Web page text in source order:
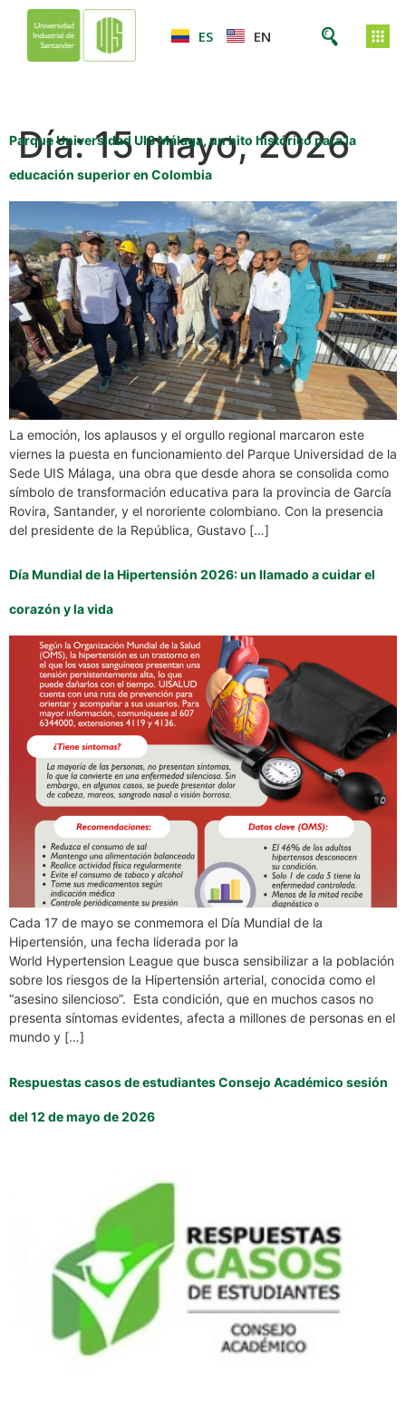
ES EN
Día:15 mayo, 2026
Parque Universidad UIS Málaga, un hito histórico para la
educación superior en Colombia
La emoción, los aplausos y el orgullo regional marcaron este
viernes la puesta en funcionamiento del Parque Universidad de la
Sede UIS Málaga, una obra que desde ahora se consolida como
símbolo de transformación educativa para la provincia de García
Rovira, Santander, y el nororiente colombiano. Con la presencia
del presidente de la República, Gustavo […]
Día Mundial de la Hipertensión 2026: un llamado a cuidar el
corazón y la vida
Cada 17 de mayo se conmemora el Día Mundial de la
Hipertensión, una fecha liderada por la
World Hypertension League que busca sensibilizar a la población
sobre los riesgos de la Hipertensión arterial, conocida como el
“asesino silencioso”. Esta condición, que en muchos casos no
presenta síntomas evidentes, afecta a millones de personas en el
mundo y […]
Respuestas casos de estudiantes Consejo Académico sesión
del 12 de mayo de 2026